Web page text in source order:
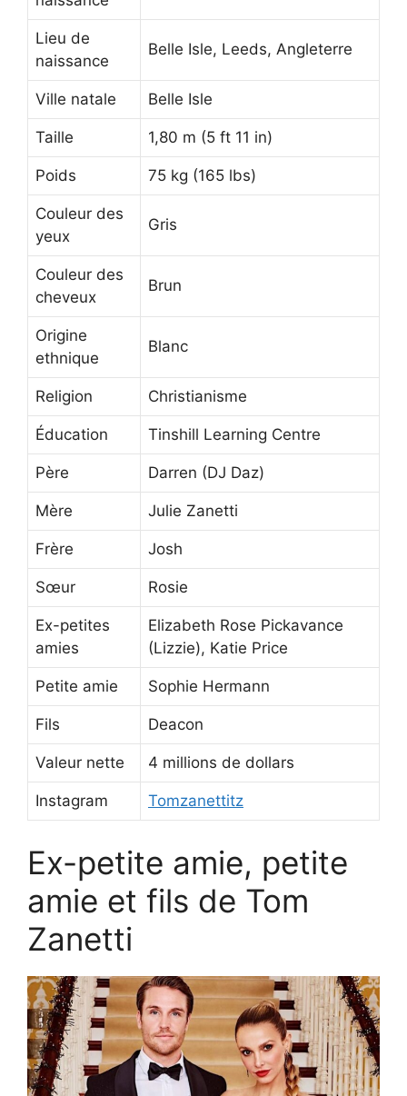
Lieu de
naissance
Belle Isle, Leeds, Angleterre
Ville natale Belle Isle
Taille 1,80 m (5 ft 11 in)
Poids 75 kg (165 lbs)
Couleur des
yeux
Gris
Couleur des
cheveux
Brun
Origine
ethnique
Blanc
Religion Christianisme
Éducation Tinshill Learning Centre
Père Darren (DJ Daz)
Mère Julie Zanetti
Frère Josh
Sœur Rosie
Ex-petites
amies
Elizabeth Rose Pickavance
(Lizzie), Katie Price
Petite amie Sophie Hermann
Fils Deacon
Valeur nette 4 millions de dollars
Instagram Tomzanettitz
Ex-petite amie, petite
amie et fils de Tom
Zanetti